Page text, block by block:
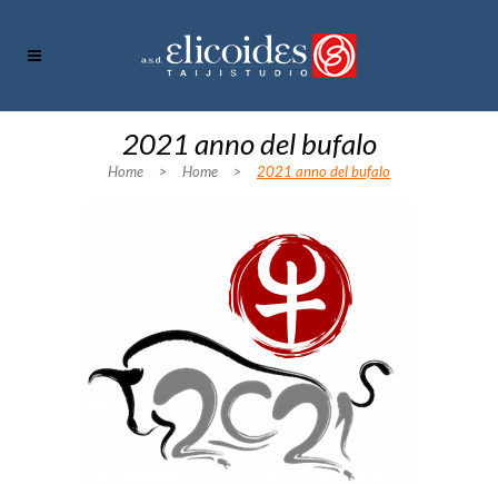
2021 anno del bufalo
Home > Home > 2021 anno del bufalo